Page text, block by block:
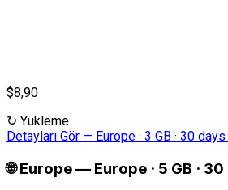
$8,90
↻ Yükleme
Detayları Gör — Europe · 3 GB · 30 days
🌐 Europe— Europe · 5 GB ·